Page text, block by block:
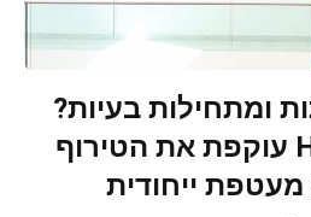
ומתחילות בעיות?
High Sec Labs עוקפת את הטירוף
ייחודית